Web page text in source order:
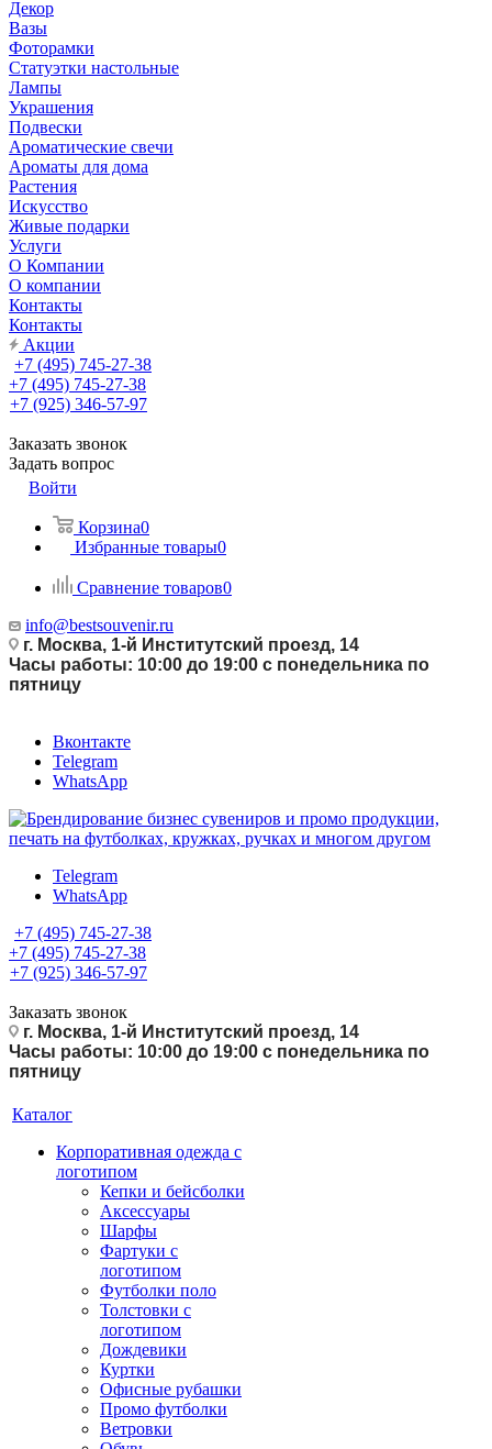
Декор
Вазы
Фоторамки
Статуэтки настольные
Лампы
Украшения
Подвески
Ароматические свечи
Ароматы для дома
Растения
Искусство
Живые подарки
Услуги
О Компании
О компании
Контакты
Контакты
Акции
+7 (495) 745-27-38
+7 (495) 745-27-38
+7 (925) 346-57-97
Заказать звонок
Задать вопрос
Войти
Корзина0
Избранные товары0
Сравнение товаров0
info@bestsouvenir.ru
г. Москва, 1-й Институтский проезд, 14
Часы работы: 10:00 до 19:00 с понедельника по
пятницу
Вконтакте
Telegram
WhatsApp
Telegram
WhatsApp
+7 (495) 745-27-38
+7 (495) 745-27-38
+7 (925) 346-57-97
Заказать звонок
г. Москва, 1-й Институтский проезд, 14
Часы работы: 10:00 до 19:00 с понедельника по
пятницу
Каталог
Корпоративная одежда с
логотипом
Кепки и бейсболки
Аксессуары
Шарфы
Фартуки с
логотипом
Футболки поло
Толстовки с
логотипом
Дождевики
Куртки
Офисные рубашки
Промо футболки
Ветровки